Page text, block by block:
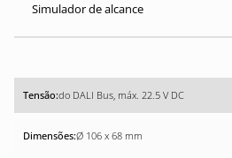
Simulador de alcance
do DALI Bus, máx. 22.5 V DC
Ø 106 x 68 mm